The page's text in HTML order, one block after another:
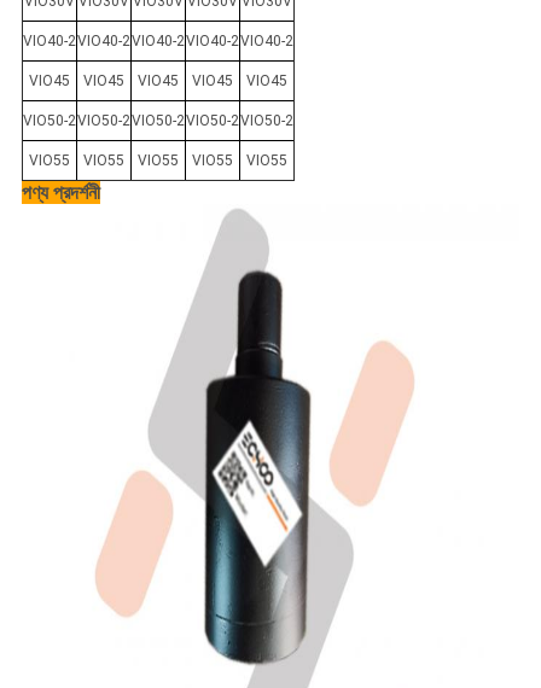
VIO40-2VIO40-2VIO40-2VIO40-2VIO40-2
VIO45 VIO45 VIO45 VIO45 VIO45
VIO50-2VIO50-2VIO50-2VIO50-2VIO50-2
VIO55 VIO55 VIO55 VIO55 VIO55
পণ্য প্রদর্শনী